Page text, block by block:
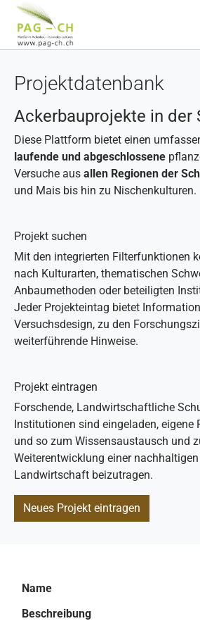
Projektdatenbank
Ackerbauprojekte in der
Diese Plattform bietet einen
laufende und abgeschlossene
Versuche aus allen Regionen der
und Mais bis hin zu Nischenkulturen.
Projekt suchen
Mit den integrierten Filterfunktionen
nach Kulturarten, thematischen
Anbaumethoden oder beteiligten
Jeder Projekteintag bietet
Versuchsdesign, zu den
weiterführende Hinweise.
Projekt eintragen
Forschende, Landwirtschaftliche
Institutionen sind eingeladen, eigene
und so zum Wissensaustausch und
Weiterentwicklung einer
Landwirtschaft beizutragen.
Neues Projekt eintragen
Name
Beschreibung